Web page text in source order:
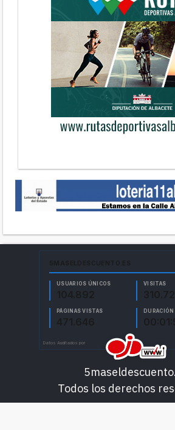
Todos los derechos